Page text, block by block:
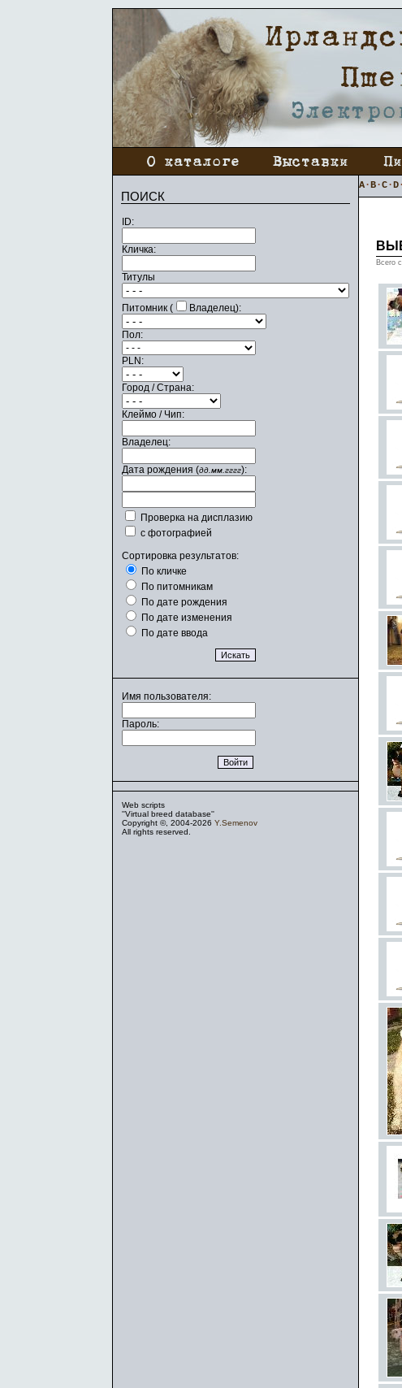
ПОИСК
ID:
Кличка:
Титулы
Питомник ( Владелец):
Пол:
PLN:
Город / Страна:
Клеймо / Чип:
Владелец:
Дата рождения (дд.мм.гггг):
Проверка на дисплазию
с фотографией
Сортировка результатов:
По кличке
По питомникам
По дате рождения
По дате изменения
По дате ввода
Имя пользователя:
Пароль:
Web scripts
''Virtual breed database''
Copyright ©, 2004-2026 Y.Semenov
All rights reserved.
A·B·C·D·
Всего